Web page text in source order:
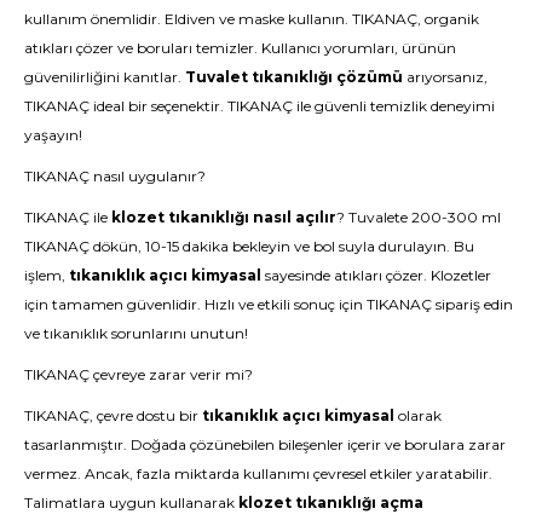
kullanım önemlidir. Eldiven ve maske kullanın. TIKANAÇ, organik
atıkları çözer ve boruları temizler. Kullanıcı yorumları, ürünün
güvenilirliğini kanıtlar. Tuvalet tıkanıklığı çözümü arıyorsanız,
TIKANAÇ ideal bir seçenektir. TIKANAÇ ile güvenli temizlik deneyimi
yaşayın!
TIKANAÇ nasıl uygulanır?
TIKANAÇ ile klozet tıkanıklığı nasıl açılır? Tuvalete 200-300 ml
TIKANAÇ dökün, 10-15 dakika bekleyin ve bol suyla durulayın. Bu
işlem, tıkanıklık açıcı kimyasal sayesinde atıkları çözer. Klozetler
için tamamen güvenlidir. Hızlı ve etkili sonuç için TIKANAÇ sipariş edin
ve tıkanıklık sorunlarını unutun!
TIKANAÇ çevreye zarar verir mi?
TIKANAÇ, çevre dostu bir tıkanıklık açıcı kimyasal olarak
tasarlanmıştır. Doğada çözünebilen bileşenler içerir ve borulara zarar
vermez. Ancak, fazla miktarda kullanımı çevresel etkiler yaratabilir.
Talimatlara uygun kullanarak klozet tıkanıklığı açma